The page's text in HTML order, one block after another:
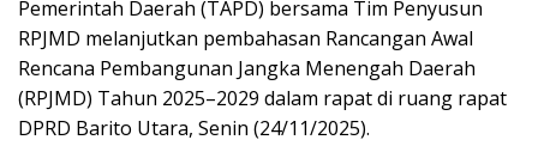
Pemerintah Daerah (TAPD) bersama Tim Penyusun
RPJMD melanjutkan pembahasan Rancangan Awal
Rencana Pembangunan Jangka Menengah Daerah
(RPJMD) Tahun 2025–2029 dalam rapat di ruang rapat
DPRD Barito Utara, Senin (24/11/2025).